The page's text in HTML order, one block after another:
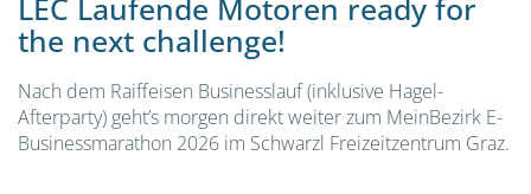
LEC Laufende Motoren ready for
the next challenge!
Nach dem Raiffeisen Businesslauf (inklusive Hagel-
Afterparty) geht’s morgen direkt weiter zum MeinBezirk E-
Businessmarathon 2026 im Schwarzl Freizeitzentrum Graz.